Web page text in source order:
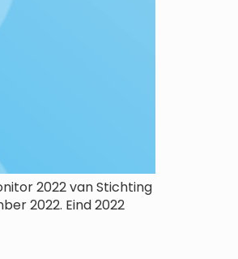
2022 van Stichting
2022. Eind 2022